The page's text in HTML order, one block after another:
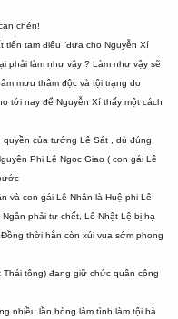
chén!
tiến tam điêu “đưa cho Nguyễn Xí
phải làm như vậy ? Làm như vậy sẽ
mưu thâm độc và tội trạng do
tới nay để Nguyễn Xí thấy một cách
quyền của tướng Lê Sát , dù đúng
Phi Lê Ngọc Giao ( con gái Lê
và con gái Lê Nhân là Huệ phi Lê
phải tự chết, Lê Nhật Lệ bị hạ
thời hắn còn xúi vua sớm phong
tông) đang giữ chức quân công
nhiều lần hòng làm tình làm tội bà